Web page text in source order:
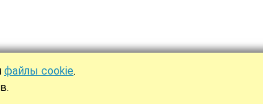
файлы cookie.